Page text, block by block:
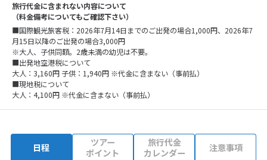
旅行代金に含まれない内容について
（料金備考についてもご確認下さい）
■国際観光旅客税：2026年7月14日までのご出発の場合1,000円、2026年7
月15日以降のご出発の場合3,000円
※大人、子供同額。2歳未満の幼児は不要。
■出発地空港税について
大人：3,160円 子供：1,940円 ※代金に含まない（事前払）
■現地税について
大人：4,100円 ※代金に含まない（事前払）
日程
ツアー
ポイント
旅行代金
カレンダー
注意事項